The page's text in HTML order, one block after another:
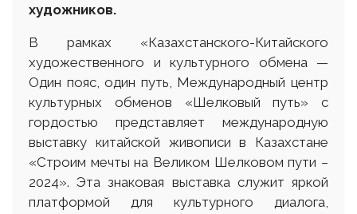
художников.
В рамках «Казахстанского-Китайского
художественного и культурного обмена —
Один пояс, один путь, Международный центр
культурных обменов «Шелковый путь» с
гордостью представляет международную
выставку китайской живописи в Казахстане
«Строим мечты на Великом Шелковом пути –
2024». Эта знаковая выставка служит яркой
платформой для культурного диалога,